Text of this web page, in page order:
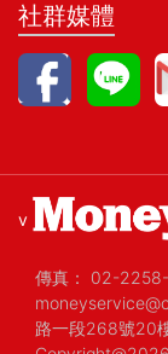
社群媒體
v
傳真： 02-
路一段268號20